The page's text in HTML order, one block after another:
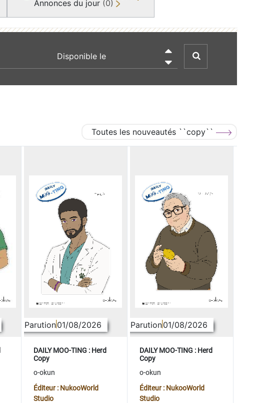
Annonces du jour (0)

Toutes les nouveautés ``copy``
Parution01/08/2026
DAILY MOO-TING : Herd
Copy
o-okun
Éditeur : NukooWorld
Studio
Parution01/08/2026
DAILY MOO-TING : Herd
Copy
o-okun
Éditeur : NukooWorld
Studio